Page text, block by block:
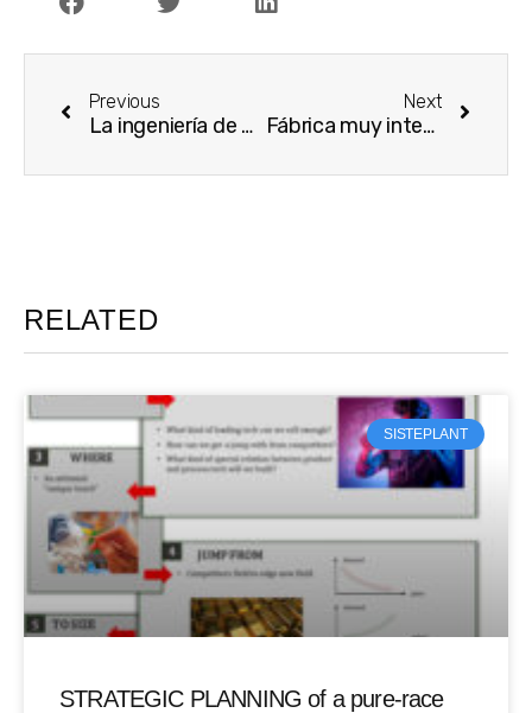
Previous
La ingeniería de diseño en la Smart Factory
Next
Fábrica muy intensa ¿Donde me esmero?
RELATED
SISTEPLANT
STRATEGIC PLANNING of a pure-race